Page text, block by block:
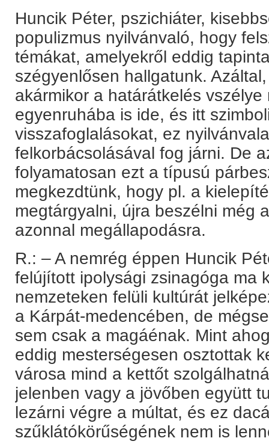
Huncik Péter, pszichiáter,
populizmus nyilvánvaló, hogy
témákat, amelyekről eddig
szégyenlősen hallgatunk.
akármikor a határátkelés
egyenruhába is ide, és itt
visszafoglalásokat, ez
felkorbácsolásával fog járni. De
folyamatosan ezt a típusú
megkezdtünk, hogy pl. a
megtárgyalni, újra beszélni még
azonnal megállapodásra.
R.: – A nemrég éppen Huncik
felújított ipolysági zsinagóga ma
nemzeteken felüli kultúrát
a Kárpát-medencében, de
sem csak a magáénak. Mint
eddig mesterségesen osztottak
városa mind a kettőt
jelenben vagy a jövőben együtt
lezárni végre a múltat, és ez
szűklátókörűségének nem is